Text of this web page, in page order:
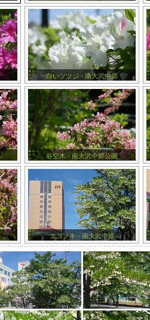
白いツツジ - 南大沢中郷
谷空木 - 南大沢中郷公園
エゴノキ - 南大沢中郷